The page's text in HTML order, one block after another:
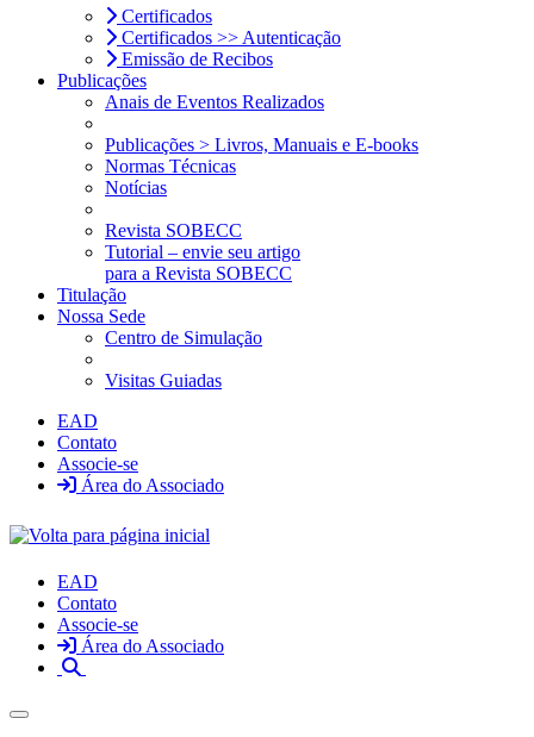
Certificados
Certificados >> Autenticação
Emissão de Recibos
Publicações
Anais de Eventos Realizados
Publicações > Livros, Manuais e E-books
Normas Técnicas
Notícias
Revista SOBECC
Tutorial – envie seu artigo
para a Revista SOBECC
Titulação
Nossa Sede
Centro de Simulação
Visitas Guiadas
EAD
Contato
Associe-se
Área do Associado
EAD
Contato
Associe-se
Área do Associado
Toggle navigation